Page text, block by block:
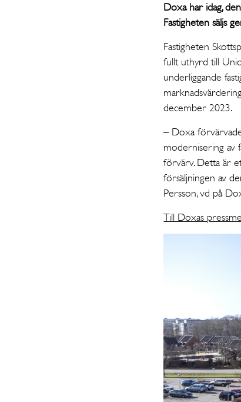
Doxa har idag,
Fastigheten säljs
Fastigheten
fullt uthyrd till
underliggande
december 2023.
– Doxa
modernisering av
förvärv. Detta är
försäljningen av
Persson, vd på
Till Doxas